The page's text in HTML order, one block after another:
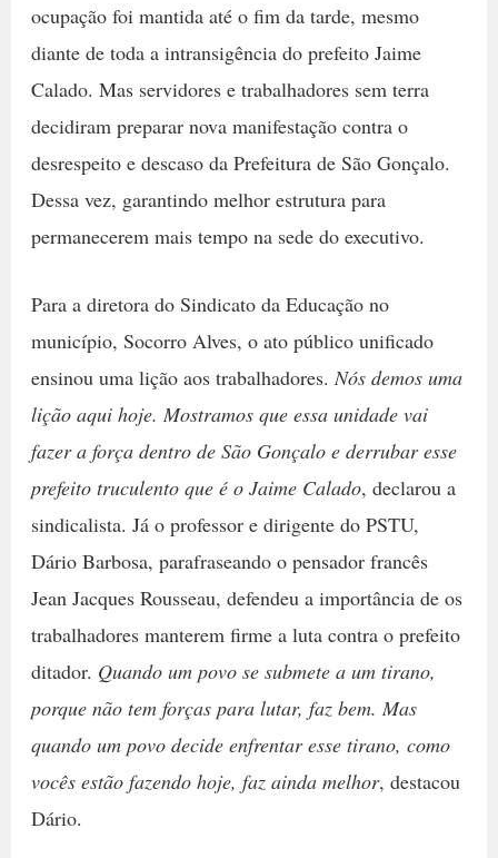
ocupação foi mantida até o fim da tarde, mesmo
diante de toda a intransigência do prefeito Jaime
Calado. Mas servidores e trabalhadores sem terra
decidiram preparar nova manifestação contra o
desrespeito e descaso da Prefeitura de São Gonçalo.
Dessa vez, garantindo melhor estrutura para
permanecerem mais tempo na sede do executivo.
Para a diretora do Sindicato da Educação no
município, Socorro Alves, o ato público unificado
ensinou uma lição aos trabalhadores.Nós demos uma
lição aqui hoje. Mostramos que essa unidade vai
fazer a força dentro de São Gonçalo e derrubar esse
prefeito truculento que é o Jaime Calado, declarou a
sindicalista. Já o professor e dirigente do PSTU,
Dário Barbosa, parafraseando o pensador francês
Jean Jacques Rousseau, defendeu a importância de os
trabalhadores manterem firme a luta contra o prefeito
ditador. Quando um povo se submete a um tirano,
porque não tem forças para lutar, faz bem. Mas
quando um povo decide enfrentar esse tirano, como
vocês estão fazendo hoje, faz ainda melhor, destacou
Dário.